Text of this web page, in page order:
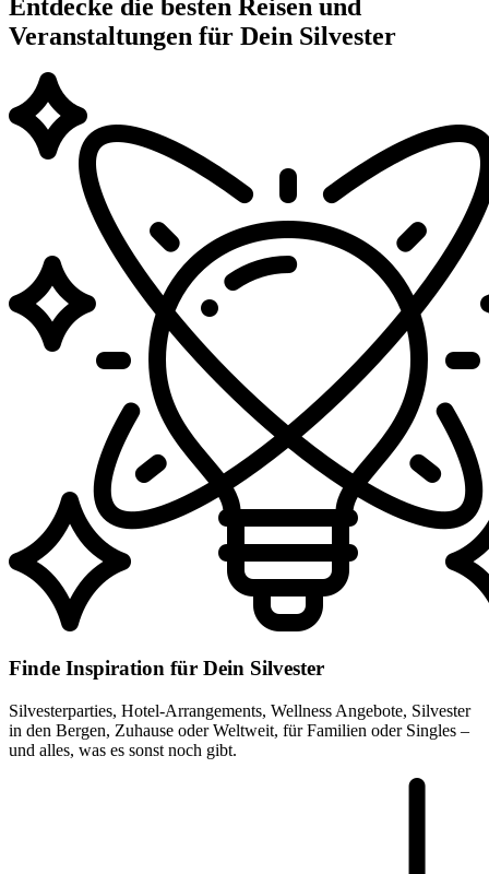
Entdecke die besten Reisen und
Veranstaltungen für Dein Silvester
Finde Inspiration für Dein Silvester
Silvesterparties, Hotel-Arrangements, Wellness Angebote, Silvester
in den Bergen, Zuhause oder Weltweit, für Familien oder Singles –
und alles, was es sonst noch gibt.